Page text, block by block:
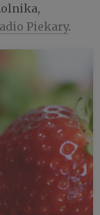
Piekary.